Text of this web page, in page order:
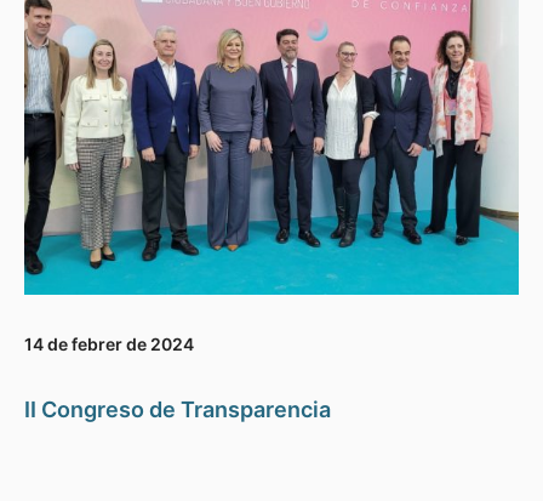
14 de febrer de 2024
II Congreso de Transparencia